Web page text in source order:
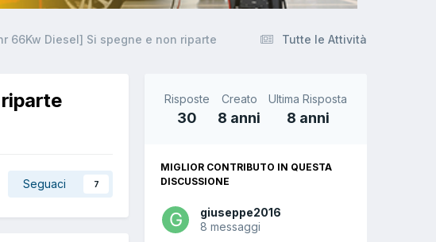
Tutte le Attività
66Kw Diesel] Si spegne e non riparte
Seguaci 7
Risposte
30
Creato
8 anni
Ultima Risposta
8 anni
MIGLIOR CONTRIBUTO IN QUESTA
DISCUSSIONE
giuseppe2016
8 messaggi